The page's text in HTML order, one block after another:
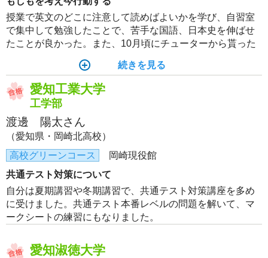
授業で英文のどこに注意して読めばよいかを学び、自習室
で集中して勉強したことで、苦手な国語、日本史を伸ばせ
たことが良かった。また、10月頃にチューターから貰った
今まではがむしゃらにノートに書いて勉強すれば成績は伸
びると思っていたので、「勉強」についての考え方が変わ
った。
続きを見る
愛知工業大学
工学部
渡邊 陽太さん
（愛知県・岡崎北高校）
高校グリーンコース
岡崎現役館
共通テスト対策について
自分は夏期講習や冬期講習で、共通テスト対策講座を多め
に受けました。共通テスト本番レベルの問題を解いて、マ
ークシートの練習にもなりました。
愛知淑徳大学